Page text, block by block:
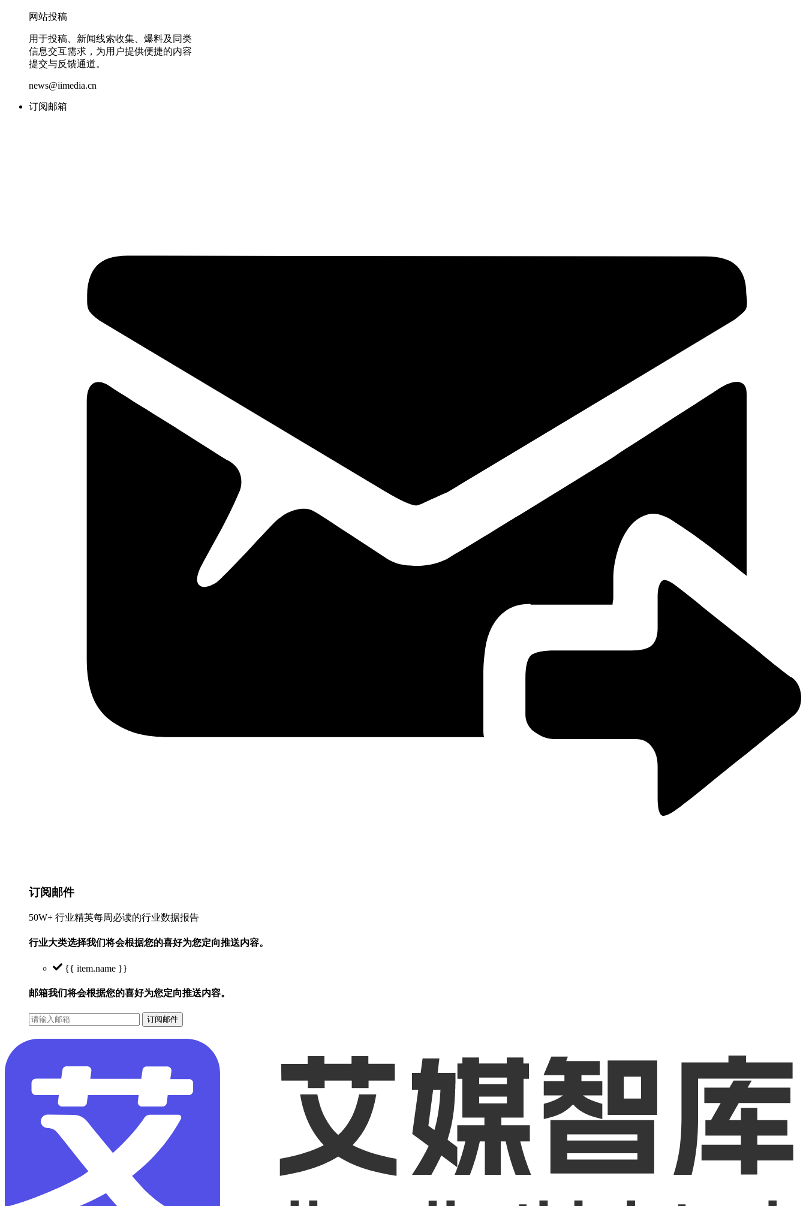
网站投稿
用于投稿、新闻线索收集、爆料及同类
信息交互需求，为用户提供便捷的内容
提交与反馈通道。
news@iimedia.cn
订阅邮箱
订阅邮件
50W+ 行业精英每周必读的行业数据报告
行业大类选择我们将会根据您的喜好为您定向推送内容。
{{ item.name }}
邮箱我们将会根据您的喜好为您定向推送内容。
订阅邮件